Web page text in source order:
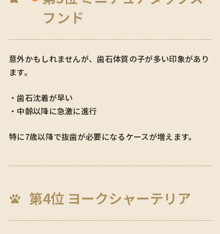
フンド
意外かもしれませんが、歯石体質の子が多い印象があり
ます。
・歯石沈着が早い
・中齢以降に急激に進行
特に7歳以降で抜歯が必要になるケースが増えます。
第4位 ヨークシャーテリア